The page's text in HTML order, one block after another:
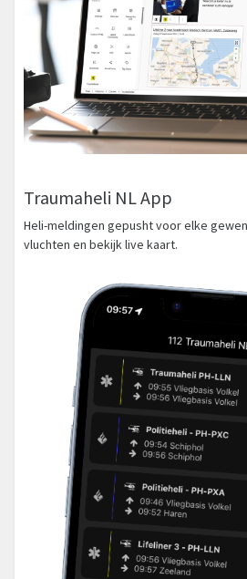
Traumaheli NL App
Heli-meldingen gepusht voor elke
vluchten en bekijk live kaart.